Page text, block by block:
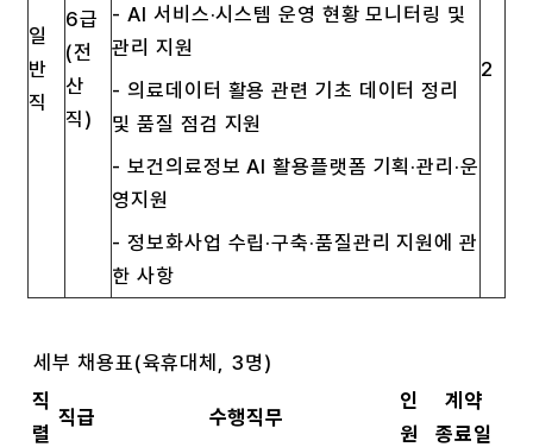
일
반
직
6급
(전
산
직)
- AI 서비스·시스템 운영 현황 모니터링 및
관리 지원
- 의료데이터 활용 관련 기초 데이터 정리
및 품질 점검 지원
- 보건의료정보 AI 활용플랫폼 기획·관리·운
영지원
- 정보화사업 수립·구축·품질관리 지원에 관
한 사항
2
세부 채용표(육휴대체, 3명)
직
렬
직급 수행직무
인
원
계약
종료일